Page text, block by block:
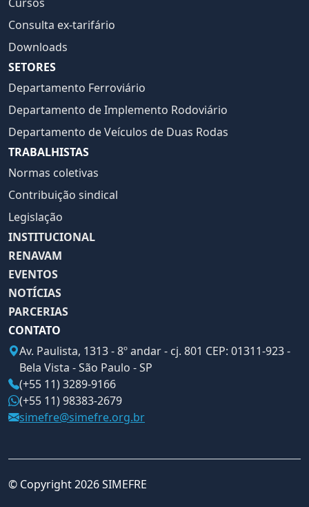
Consulta ex-tarifário
Downloads
SETORES
Departamento Ferroviário
Departamento de Implemento Rodoviário
Departamento de Veículos de Duas Rodas
TRABALHISTAS
Normas coletivas
Contribuição sindical
Legislação
INSTITUCIONAL
RENAVAM
EVENTOS
NOTÍCIAS
PARCERIAS
CONTATO
Av. Paulista, 1313 - 8º andar - cj. 801 CEP: 01311-923 -
Bela Vista - São Paulo - SP
(+55 11) 3289-9166
(+55 11) 98383-2679
simefre@simefre.org.br
© Copyright 2026 SIMEFRE